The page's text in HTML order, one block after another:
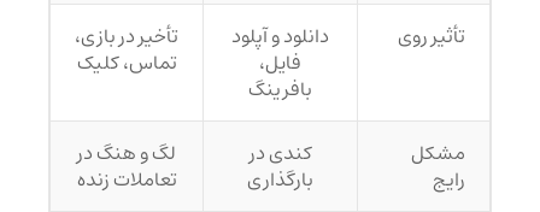
تأثیر روی
دانلود و آپلود
فایل،
بافرینگ
تأخیر در بازی،
تماس، کلیک
مشکل
رایج
کندی در
بارگذاری
لگ و هنگ در
تعاملات زنده